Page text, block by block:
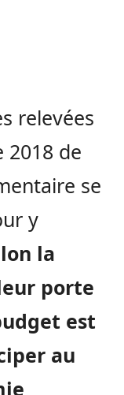
relevées
2018 de
se
y
la
porte
est
au